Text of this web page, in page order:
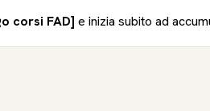
corsi FAD] e inizia subito ad